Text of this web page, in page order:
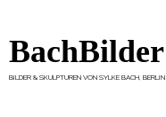
BachBilder
BILDER & SKULPTUREN VON SYLKE BACH, BERLIN